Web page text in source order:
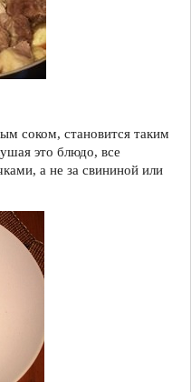
соком, становится таким
это блюдо, все
а не за свининой или